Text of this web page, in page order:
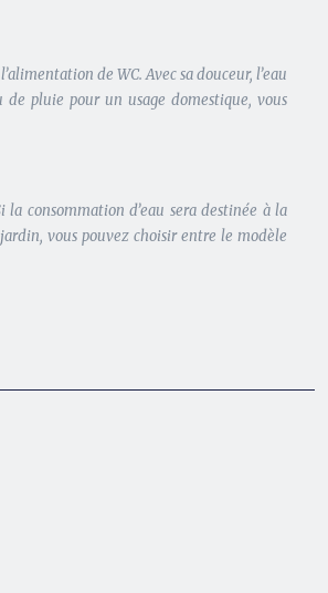
de WC. Avec sa douceur, l’eau
de pluie pour un usage domestique, vous
consommation d’eau sera destinée à la
vous pouvez choisir entre le modèle